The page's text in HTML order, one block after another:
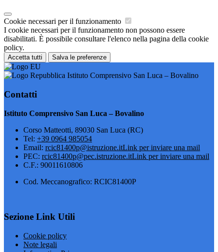
Cookie necessari per il funzionamento
I cookie necessari per il funzionamento non possono essere
disabilitati. È possibile consultare l'elenco nella pagina della cookie
policy.
Accetta tutti Salva le preferenze
Istituto Comprensivo San Luca – Bovalino
Contatti
Istituto Comprensivo San Luca – Bovalino
Corso Matteotti, 89030 San Luca (RC)
Tel: +39 0964 985054
Email: rcic81400p@istruzione.itLink per inviare una mail
PEC: rcic81400p@pec.istruzione.itLink per inviare una mail
C.F.: 90011610806
Cod. Meccanografico: RCIC81400P
Sezione Link Utili
Cookie policy
Note legali